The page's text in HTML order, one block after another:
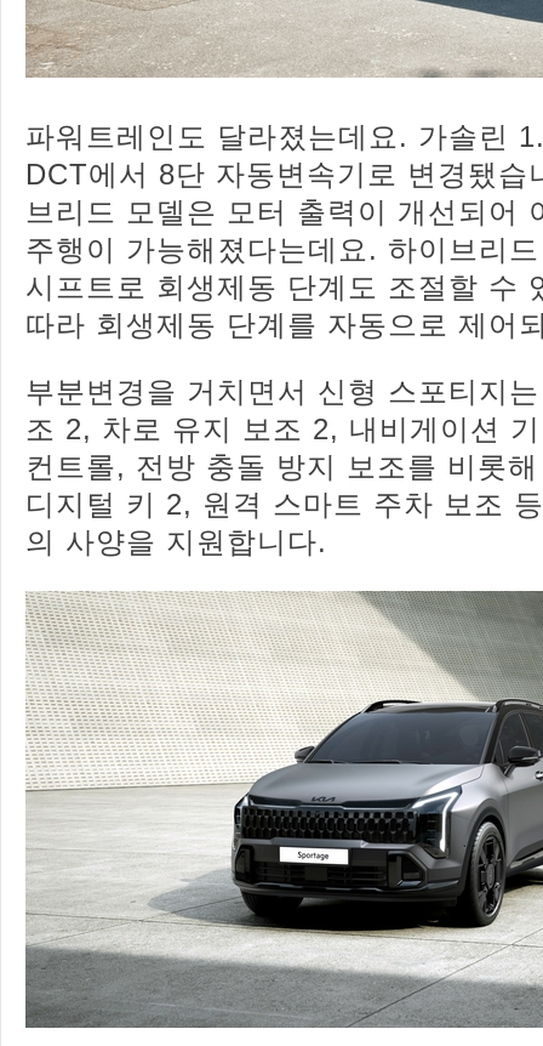
파워트레인도 달라졌는데요. 가솔린
DCT에서 8단 자동변속기로 변경됐
브리드 모델은 모터 출력이 개선되어
주행이 가능해졌다는데요. 하이브리
시프트로 회생제동 단계도 조절할 수
따라 회생제동 단계를 자동으로 제어
부분변경을 거치면서 신형 스포티지
조 2, 차로 유지 보조 2, 내비게이션
컨트롤, 전방 충돌 방지 보조를 비롯
디지털 키 2, 원격 스마트 주차 보조
의 사양을 지원합니다.